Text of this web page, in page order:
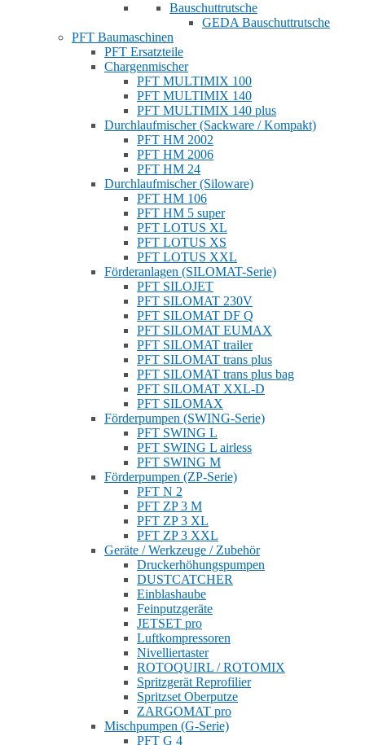
Bauschuttrutsche
GEDA Bauschuttrutsche
PFT Baumaschinen
PFT Ersatzteile
Chargenmischer
PFT MULTIMIX 100
PFT MULTIMIX 140
PFT MULTIMIX 140 plus
Durchlaufmischer (Sackware / Kompakt)
PFT HM 2002
PFT HM 2006
PFT HM 24
Durchlaufmischer (Siloware)
PFT HM 106
PFT HM 5 super
PFT LOTUS XL
PFT LOTUS XS
PFT LOTUS XXL
Förderanlagen (SILOMAT-Serie)
PFT SILOJET
PFT SILOMAT 230V
PFT SILOMAT DF Q
PFT SILOMAT EUMAX
PFT SILOMAT trailer
PFT SILOMAT trans plus
PFT SILOMAT trans plus bag
PFT SILOMAT XXL-D
PFT SILOMAX
Förderpumpen (SWING-Serie)
PFT SWING L
PFT SWING L airless
PFT SWING M
Förderpumpen (ZP-Serie)
PFT N 2
PFT ZP 3 M
PFT ZP 3 XL
PFT ZP 3 XXL
Geräte / Werkzeuge / Zubehör
Druckerhöhungspumpen
DUSTCATCHER
Einblashaube
Feinputzgeräte
JETSET pro
Luftkompressoren
Nivelliertaster
ROTOQUIRL / ROTOMIX
Spritzgerät Reprofilier
Spritzset Oberputze
ZARGOMAT pro
Mischpumpen (G-Serie)
PFT G 4